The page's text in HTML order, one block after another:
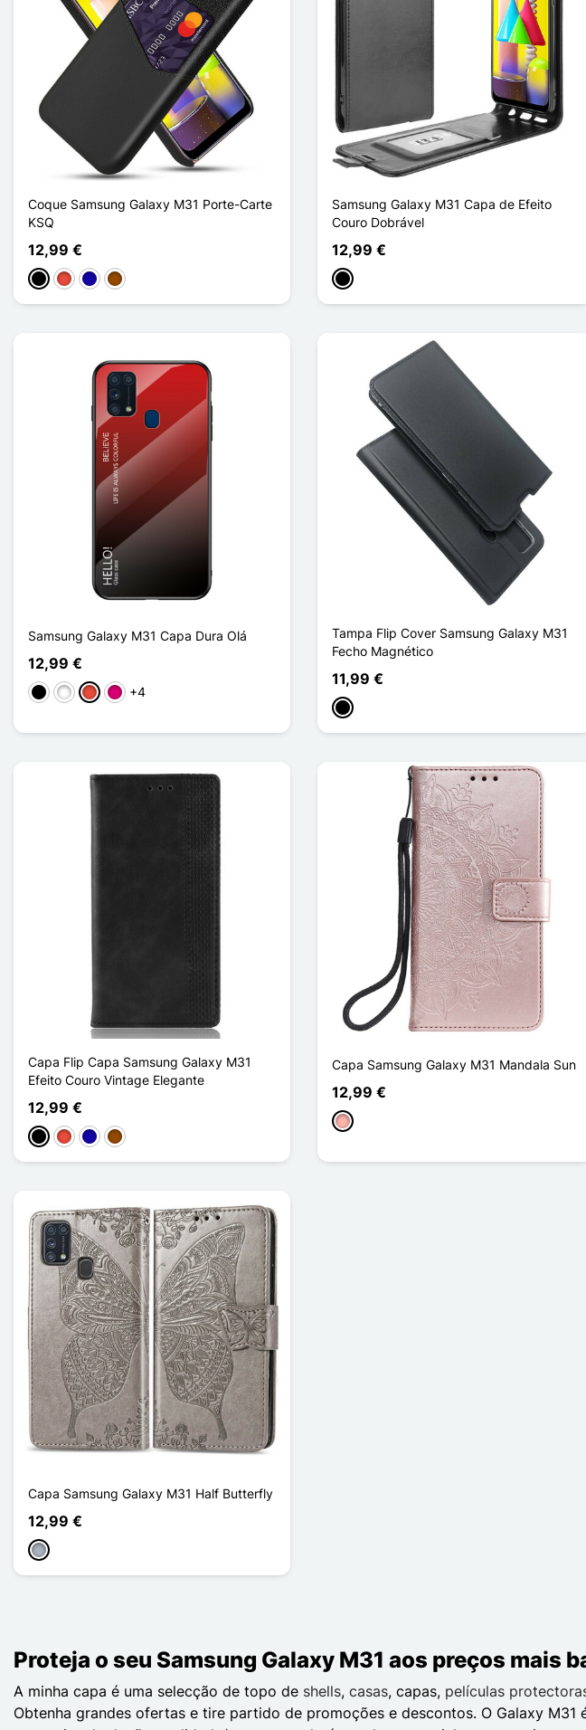
Coque Samsung Galaxy M31 Porte-Carte
KSQ
12,99 €
PretoVermelhoAzul Escuro
Castanho
Samsung Galaxy M31 Capa de Efeito
Couro Dobrável
12,99 €
Preto
Samsung Galaxy M31 Capa Dura Olá
12,99 €
PretoBrancoVermelho
Magenta
+4
Tampa Flip Cover Samsung Galaxy M31
Fecho Magnético
11,99 €
Preto
Capa Flip Capa Samsung Galaxy M31
Efeito Couro Vintage Elegante
12,99 €
PretoVermelhoAzul Escuro
Castanho
Capa Samsung Galaxy M31 Mandala Sun
12,99 €
Ouro rosa
Capa Samsung Galaxy M31 Half Butterfly
12,99 €
Cinzento
Proteja o seu Samsung Galaxy M31 aos preços mais
A minha capa é uma selecção de topo de shells, casas, capas, películas
Obtenha grandes ofertas e tire partido de promoções e descontos. O Galaxy